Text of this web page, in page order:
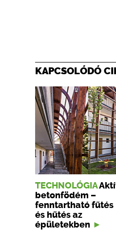
KAPCSOLÓDÓ
TECHNOLÓGIA
betonfödém –
fenntartható fűtés
és hűtés az
épületekben